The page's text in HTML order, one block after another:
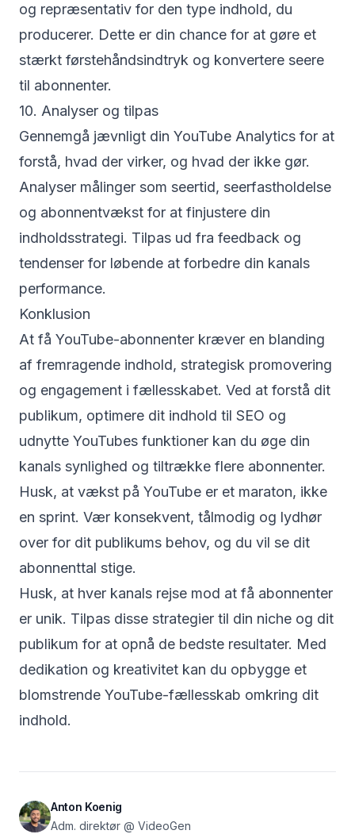
og repræsentativ for den type indhold, du
producerer. Dette er din chance for at gøre et
stærkt førstehåndsindtryk og konvertere seere
til abonnenter.
10. Analyser og tilpas
Gennemgå jævnligt din YouTube Analytics for at
forstå, hvad der virker, og hvad der ikke gør.
Analyser målinger som seertid, seerfastholdelse
og abonnentvækst for at finjustere din
indholdsstrategi. Tilpas ud fra feedback og
tendenser for løbende at forbedre din kanals
performance.
Konklusion
At få YouTube-abonnenter kræver en blanding
af fremragende indhold, strategisk promovering
og engagement i fællesskabet. Ved at forstå dit
publikum, optimere dit indhold til SEO og
udnytte YouTubes funktioner kan du øge din
kanals synlighed og tiltrække flere abonnenter.
Husk, at vækst på YouTube er et maraton, ikke
en sprint. Vær konsekvent, tålmodig og lydhør
over for dit publikums behov, og du vil se dit
abonnenttal stige.
Husk, at hver kanals rejse mod at få abonnenter
er unik. Tilpas disse strategier til din niche og dit
publikum for at opnå de bedste resultater. Med
dedikation og kreativitet kan du opbygge et
blomstrende YouTube-fællesskab omkring dit
indhold.
Anton Koenig
Adm. direktør @ VideoGen